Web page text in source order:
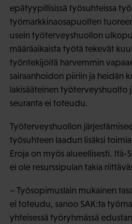
epätyypillisissä työsuhteissa
työmarkkinaosapuolten
usein työterveyshuollon
määräaikaista työtä tekevät
työntekijöitä harvemmin
sairaanhoidon piiriin ja heidän
lakisääteinen työterveyshuolto
seuranta ei toteudu.
Työterveyshuollon
työsuhteen laadun lisäksi
Eroja on myös alueellisesti. Itä-
ei ole resurssipulan takia
– Työsopimuslain mukainen
ei toteudu, sanoo SAK:ta
yhteisessä työryhmässä